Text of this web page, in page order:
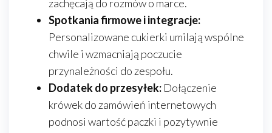
zachęcają do rozmów o marce.
Spotkania firmowe i integracje:
Personalizowane cukierki umilają wspólne
chwile i wzmacniają poczucie
przynależności do zespołu.
Dodatek do przesyłek: Dołączenie
krówek do zamówień internetowych
podnosi wartość paczki i pozytywnie